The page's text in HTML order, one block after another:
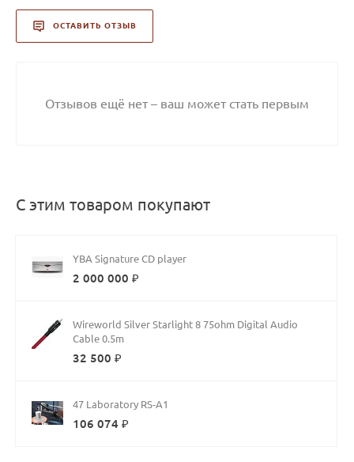
ОСТАВИТЬ ОТЗЫВ
Отзывов ещё нет – ваш может стать первым
С этим товаром покупают
YBA Signature CD player
2 000 000 ₽
Wireworld Silver Starlight 8 75ohm Digital Audio
Cable 0.5m
32 500 ₽
47 Laboratory RS-A1
106 074 ₽